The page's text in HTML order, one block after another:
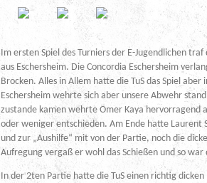
Im ersten Spiel des Turniers der E-Jugendlichen
aus Eschersheim. Die Concordia Eschersheim
Brocken. Alles in Allem hatte die TuS das Spiel
Eschersheim wehrte sich aber unsere Abwehr
zustande kamen wehrte Ömer Kaya hervorragend
oder weniger entschieden. Am Ende hatte Laurent
und zur „Aushilfe“ mit von der Partie, noch die
Aufregung vergaß er wohl das Schießen und so
In der 2ten Partie hatte die TuS einen richtig